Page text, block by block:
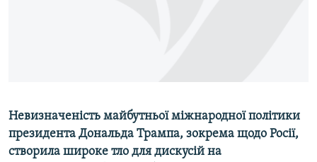
Усі сайти RFE/RL
Невизначеність майбутньої міжнародної політики
президента Дональда Трампа, зокрема щодо Росії,
створила широке тло для дискусій на